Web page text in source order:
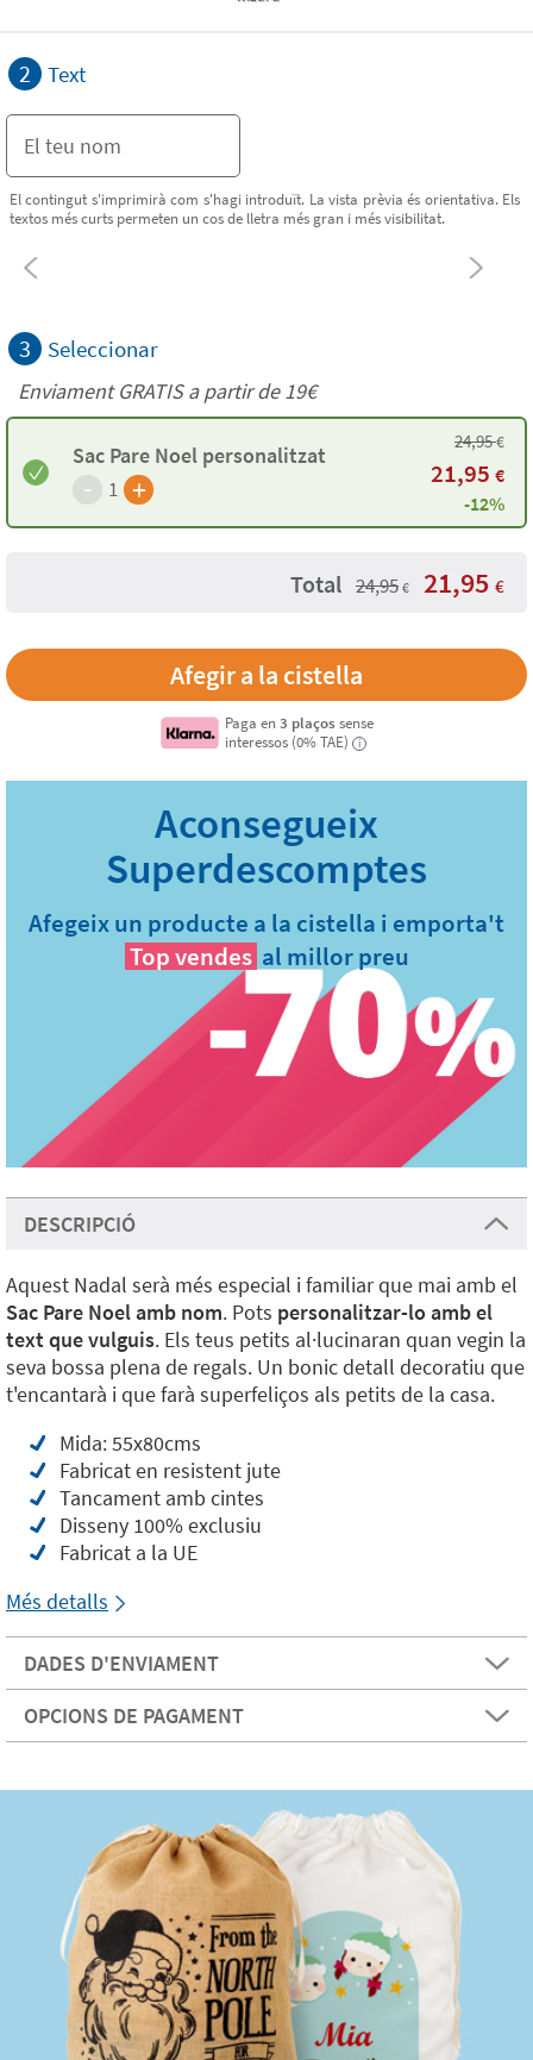
2 Text
El contingut s'imprimirà com s'hagi introduït. La vista prèvia és orientativa. Els
textos més curts permeten un cos de lletra més gran i més visibilitat.
3 Seleccionar
Enviament GRATIS a partir de 19€
Sac Pare Noel personalitzat
- 1 +
24,95€
21,95 €
-12%
Total 24,95 € 21,95 €
Paga en 3 plaços sense
interessos (0% TAE)
i
Afegeix un producte a la cistella i emporta't
Top vendes al millor preu
DESCRIPCIÓ
Aquest Nadal serà més especial i familiar que mai amb el
Sac Pare Noel amb nom. Pots personalitzar-lo amb el
text que vulguis. Els teus petits al·lucinaran quan vegin la
seva bossa plena de regals. Un bonic detall decoratiu que
t'encantarà i que farà superfeliços als petits de la casa.
Mida: 55x80cms
Fabricat en resistent jute
Tancament amb cintes
Disseny 100% exclusiu
Fabricat a la UE
Més detalls
DADES D'ENVIAMENT
OPCIONS DE PAGAMENT